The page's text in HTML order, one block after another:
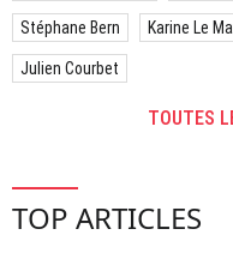
Stéphane Bern Karine Le
Julien Courbet
TOUTES
TOP ARTICLES